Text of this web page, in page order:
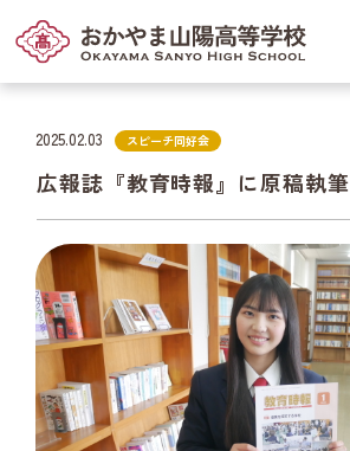
2025.02.03 スピーチ同好会
広報誌『教育時報』に原稿執筆